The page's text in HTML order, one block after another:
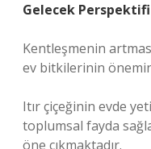
Gelecek Perspektifi
Kentleşmenin
ev bitkilerinin
Itır çiçeğinin evde
toplumsal fayda
öne çıkmaktadır.